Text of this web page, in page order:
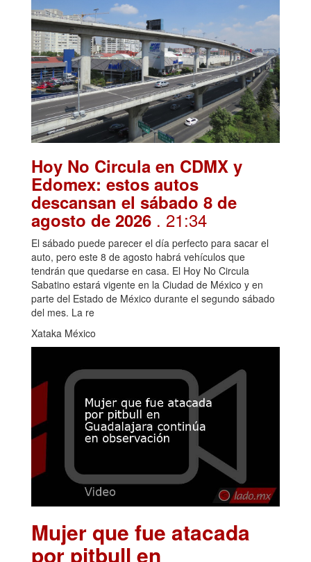
Hoy No Circula en CDMX y
Edomex: estos autos
descansan el sábado 8 de
agosto de 2026 . 21:34
El sábado puede parecer el día perfecto para sacar el
auto, pero este 8 de agosto habrá vehículos que
tendrán que quedarse en casa. El Hoy No Circula
Sabatino estará vigente en la Ciudad de México y en
parte del Estado de México durante el segundo sábado
del mes. La re
Xataka México
Mujer que fue atacada
por pitbull en